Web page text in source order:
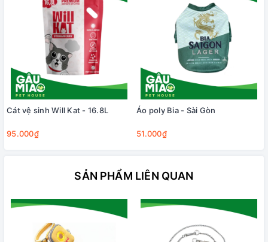
Cát vệ sinh Will Kat - 16.8L
95.000₫
Áo poly Bia - Sài Gòn
51.000₫
SẢN PHẨM LIÊN QUAN